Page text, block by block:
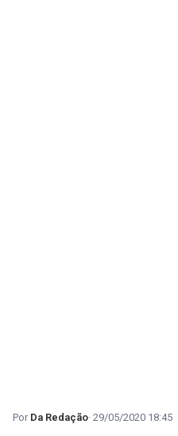
Da Redação 29/05/2020 18:45